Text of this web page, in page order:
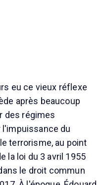
eu ce vieux réflexe
après beaucoup
des régimes
du
terrorisme, au point
la loi du 3 avril 1955
le droit commun